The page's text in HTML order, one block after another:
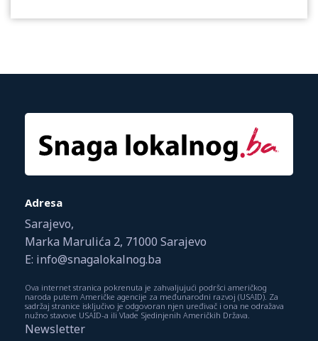
Adresa
Sarajevo,
Marka Marulića 2, 71000 Sarajevo
E: info@snagalokalnog.ba
Ova internet stranica pokrenuta je zahvaljujući podršci američkog
naroda putem Američke agencije za međunarodni razvoj (USAID). Za
sadržaj stranice isključivo je odgovoran njen uređivač i ona ne odražava
nužno stavove USAID-a ili Vlade Sjedinjenih Američkih Država.
Newsletter